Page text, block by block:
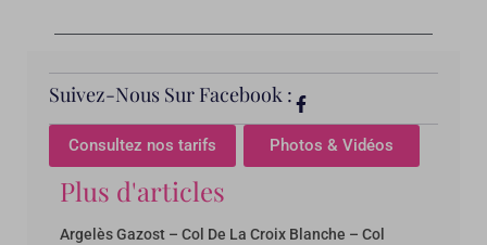
Suivez-Nous Sur Facebook :
Consultez nos tarifs Photos & Vidéos
Plus d'articles
Argelès Gazost – Col De La Croix Blanche – Col